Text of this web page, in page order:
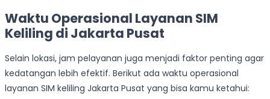
Waktu Operasional Layanan SIM
Keliling di Jakarta Pusat
Selain lokasi, jam pelayanan juga menjadi faktor penting agar
kedatangan lebih efektif. Berikut ada waktu operasional
layanan SIM keliling Jakarta Pusat yang bisa kamu ketahui: